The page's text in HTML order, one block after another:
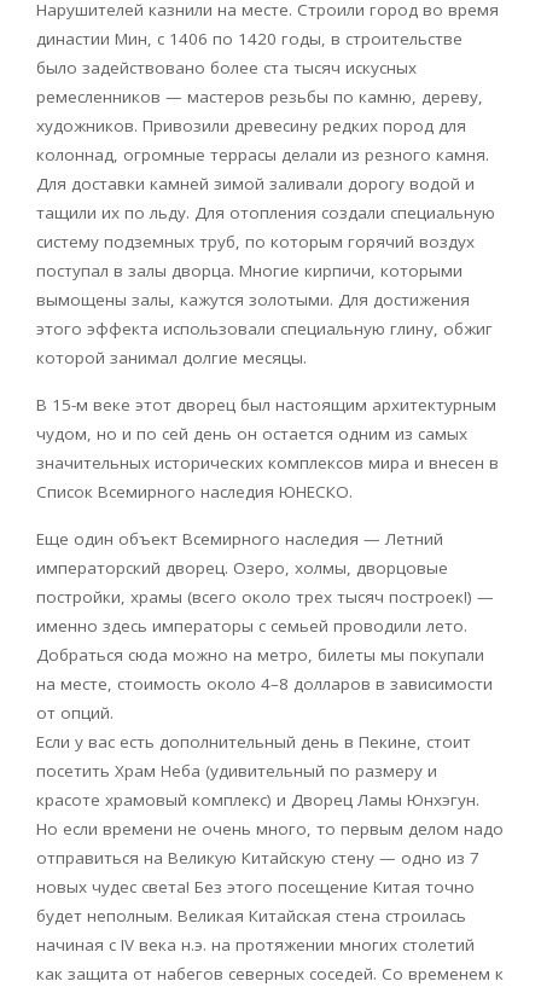
Нарушителей казнили на месте. Строили город во время
династии Мин, с 1406 по 1420 годы, в строительстве
было задействовано более ста тысяч искусных
ремесленников — мастеров резьбы по камню, дереву,
художников. Привозили древесину редких пород для
колоннад, огромные террасы делали из резного камня.
Для доставки камней зимой заливали дорогу водой и
тащили их по льду. Для отопления создали специальную
систему подземных труб, по которым горячий воздух
поступал в залы дворца. Многие кирпичи, которыми
вымощены залы, кажутся золотыми. Для достижения
этого эффекта использовали специальную глину, обжиг
которой занимал долгие месяцы.
В 15-м веке этот дворец был настоящим архитектурным
чудом, но и по сей день он остается одним из самых
значительных исторических комплексов мира и внесен в
Список Всемирного наследия ЮНЕСКО.
Еще один объект Всемирного наследия — Летний
императорский дворец. Озеро, холмы, дворцовые
постройки, храмы (всего около трех тысяч построек!) —
именно здесь императоры с семьей проводили лето.
Добраться сюда можно на метро, билеты мы покупали
на месте, стоимость около 4–8 долларов в зависимости
от опций.
Если у вас есть дополнительный день в Пекине, стоит
посетить Храм Неба (удивительный по размеру и
красоте храмовый комплекс) и Дворец Ламы Юнхэгун.
Но если времени не очень много, то первым делом надо
отправиться на Великую Китайскую стену — одно из 7
новых чудес света! Без этого посещение Китая точно
будет неполным. Великая Китайская стена строилась
начиная с IV века н.э. на протяжении многих столетий
как защита от набегов северных соседей. Со временем к